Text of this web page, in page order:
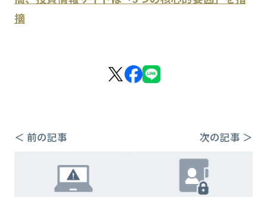
摘
＜ 前の記事 次の記事 ＞